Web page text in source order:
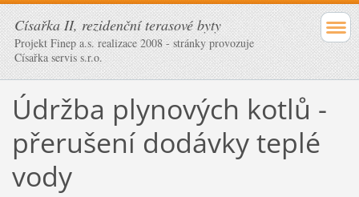
Císařka II, rezidenční terasové byty
Projekt Finep a.s. realizace 2008 - stránky provozuje
Císařka servis s.r.o.
Údržba plynových kotlů -
přerušení dodávky teplé
vody